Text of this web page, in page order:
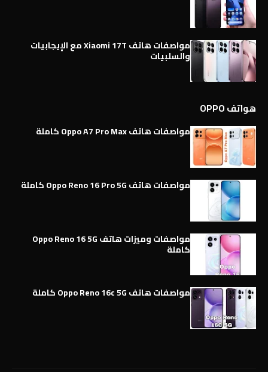
مواصفات هاتف Xiaomi 17T مع الإيجابيات
والسلبيات
هواتف OPPO
مواصفات هاتف Oppo A7 Pro Max كاملة
مواصفات هاتف Oppo Reno 16 Pro 5G كاملة
مواصفات وميزات هاتف Oppo Reno 16 5G
كاملة
مواصفات هاتف Oppo Reno 16c 5G كاملة